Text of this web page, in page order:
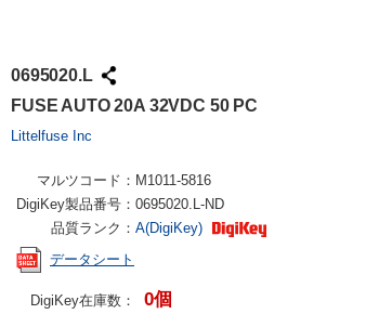
0695020.L
FUSE AUTO 20A 32VDC 50 PC
Littelfuse Inc
マルツコード： M1011-5816
DigiKey製品番号： 0695020.L-ND
品質ランク： A(DigiKey)
データシート
DigiKey在庫数： 0個